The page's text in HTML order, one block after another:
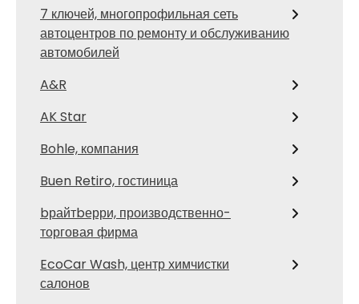
7 ключей, многопрофильная сеть
автоцентров по ремонту и обслуживанию
автомобилей
A&R
AK Star
Bohle, компания
Buen Retiro, гостиница
bрайтbерри, производственно-
торговая фирма
EcoCar Wash, центр химчистки
салонов